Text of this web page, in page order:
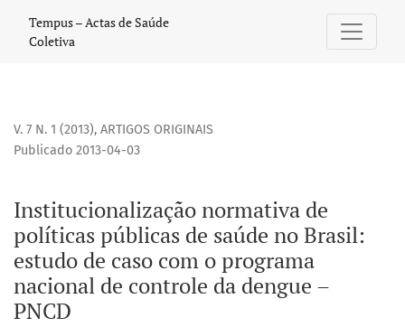
Institucionalização normativa de políticas públicas de
Tempus – Actas de Saúde
Coletiva
V. 7 N. 1 (2013), ARTIGOS ORIGINAIS
Institucionalização normativa de
políticas públicas de saúde no Brasil:
estudo de caso com o programa
nacional de controle da dengue –
PNCD
Publicado 2013-04-03